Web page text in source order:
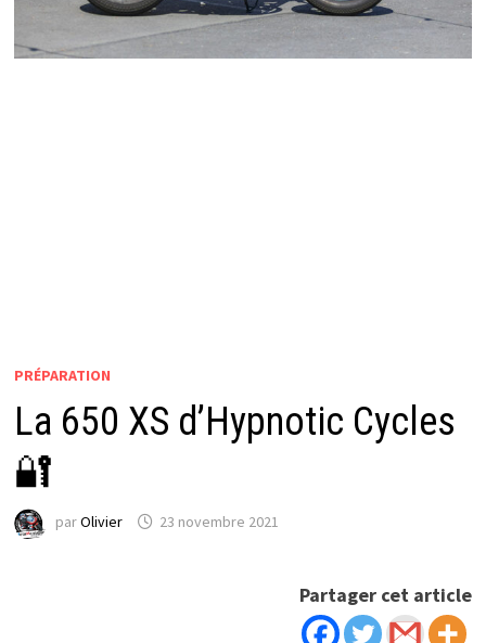
PRÉPARATION
La 650 XS d’Hypnotic Cycles
🔐
parOlivier 23 novembre 2021
Partager cet article